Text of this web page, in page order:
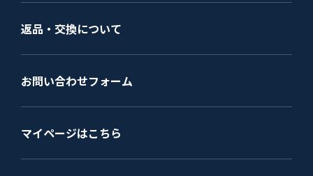
返品・交換について
お問い合わせフォーム
マイページはこちら